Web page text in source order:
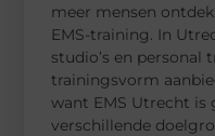
meer mensen
EMS-training. In
studio’s en personal
trainingsvorm
want EMS Utrecht is
verschillende